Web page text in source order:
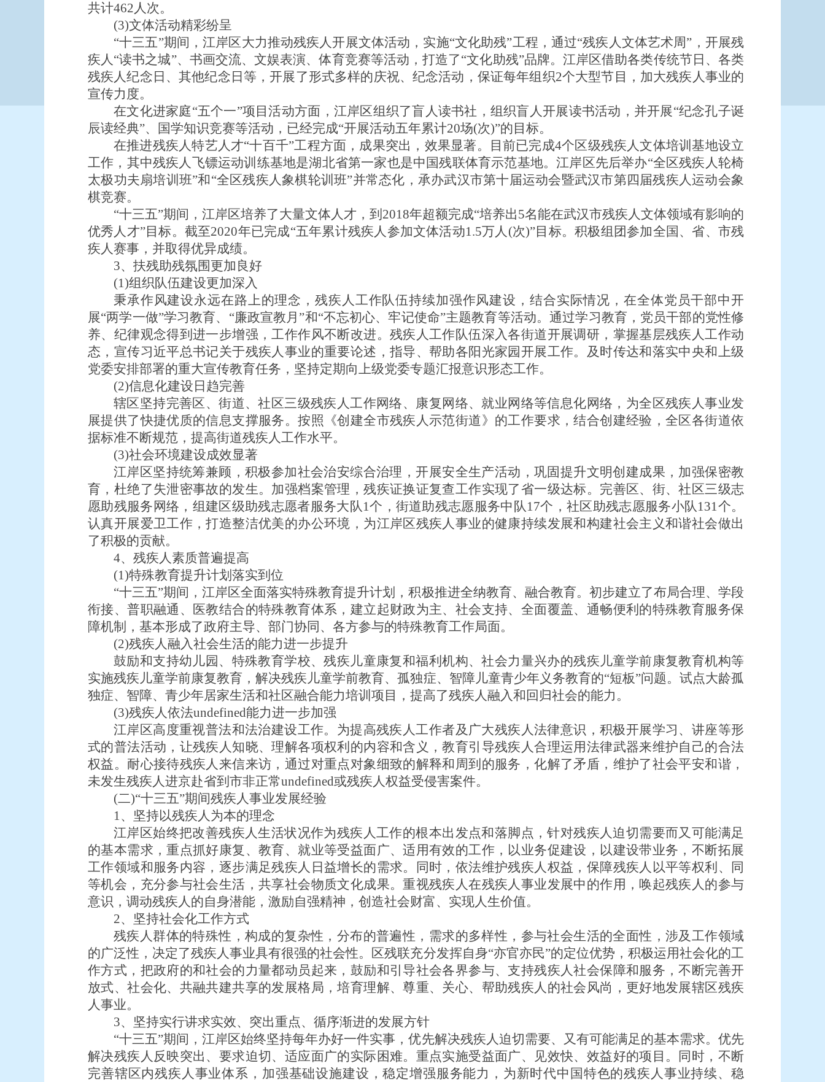
共计462人次。
(3)文体活动精彩纷呈
“十三五”期间，江岸区大力推动残疾人开展文体活动，实施“文化助残”工程，通过“残疾人文体艺术周”，开展残
疾人“读书之城”、书画交流、文娱表演、体育竞赛等活动，打造了“文化助残”品牌。江岸区借助各类传统节日、各类
残疾人纪念日、其他纪念日等，开展了形式多样的庆祝、纪念活动，保证每年组织2个大型节目，加大残疾人事业的
宣传力度。
在文化进家庭“五个一”项目活动方面，江岸区组织了盲人读书社，组织盲人开展读书活动，并开展“纪念孔子诞
辰读经典”、国学知识竞赛等活动，已经完成“开展活动五年累计20场(次)”的目标。
在推进残疾人特艺人才“十百千”工程方面，成果突出，效果显著。目前已完成4个区级残疾人文体培训基地设立
工作，其中残疾人飞镖运动训练基地是湖北省第一家也是中国残联体育示范基地。江岸区先后举办“全区残疾人轮椅
太极功夫扇培训班”和“全区残疾人象棋轮训班”并常态化，承办武汉市第十届运动会暨武汉市第四届残疾人运动会象
棋竞赛。
“十三五”期间，江岸区培养了大量文体人才，到2018年超额完成“培养出5名能在武汉市残疾人文体领域有影响的
优秀人才”目标。截至2020年已完成“五年累计残疾人参加文体活动1.5万人(次)”目标。积极组团参加全国、省、市残
疾人赛事，并取得优异成绩。
3、扶残助残氛围更加良好
(1)组织队伍建设更加深入
秉承作风建设永远在路上的理念，残疾人工作队伍持续加强作风建设，结合实际情况，在全体党员干部中开
展“两学一做”学习教育、“廉政宣教月”和“不忘初心、牢记使命”主题教育等活动。通过学习教育，党员干部的党性修
养、纪律观念得到进一步增强，工作作风不断改进。残疾人工作队伍深入各街道开展调研，掌握基层残疾人工作动
态，宣传习近平总书记关于残疾人事业的重要论述，指导、帮助各阳光家园开展工作。及时传达和落实中央和上级
党委安排部署的重大宣传教育任务，坚持定期向上级党委专题汇报意识形态工作。
(2)信息化建设日趋完善
辖区坚持完善区、街道、社区三级残疾人工作网络、康复网络、就业网络等信息化网络，为全区残疾人事业发
展提供了快捷优质的信息支撑服务。按照《创建全市残疾人示范街道》的工作要求，结合创建经验，全区各街道依
据标准不断规范，提高街道残疾人工作水平。
(3)社会环境建设成效显著
江岸区坚持统筹兼顾，积极参加社会治安综合治理，开展安全生产活动，巩固提升文明创建成果，加强保密教
育，杜绝了失泄密事故的发生。加强档案管理，残疾证换证复查工作实现了省一级达标。完善区、街、社区三级志
愿助残服务网络，组建区级助残志愿者服务大队1个，街道助残志愿服务中队17个，社区助残志愿服务小队131个。
认真开展爱卫工作，打造整洁优美的办公环境，为江岸区残疾人事业的健康持续发展和构建社会主义和谐社会做出
了积极的贡献。
4、残疾人素质普遍提高
(1)特殊教育提升计划落实到位
“十三五”期间，江岸区全面落实特殊教育提升计划，积极推进全纳教育、融合教育。初步建立了布局合理、学段
衔接、普职融通、医教结合的特殊教育体系，建立起财政为主、社会支持、全面覆盖、通畅便利的特殊教育服务保
障机制，基本形成了政府主导、部门协同、各方参与的特殊教育工作局面。
(2)残疾人融入社会生活的能力进一步提升
鼓励和支持幼儿园、特殊教育学校、残疾儿童康复和福利机构、社会力量兴办的残疾儿童学前康复教育机构等
实施残疾儿童学前康复教育，解决残疾儿童学前教育、孤独症、智障儿童青少年义务教育的“短板”问题。试点大龄孤
独症、智障、青少年居家生活和社区融合能力培训项目，提高了残疾人融入和回归社会的能力。
(3)残疾人依法undefined能力进一步加强
江岸区高度重视普法和法治建设工作。为提高残疾人工作者及广大残疾人法律意识，积极开展学习、讲座等形
式的普法活动，让残疾人知晓、理解各项权利的内容和含义，教育引导残疾人合理运用法律武器来维护自己的合法
权益。耐心接待残疾人来信来访，通过对重点对象细致的解释和周到的服务，化解了矛盾，维护了社会平安和谐，
未发生残疾人进京赴省到市非正常undefined或残疾人权益受侵害案件。
(二)“十三五”期间残疾人事业发展经验
1、坚持以残疾人为本的理念
江岸区始终把改善残疾人生活状况作为残疾人工作的根本出发点和落脚点，针对残疾人迫切需要而又可能满足
的基本需求，重点抓好康复、教育、就业等受益面广、适用有效的工作，以业务促建设，以建设带业务，不断拓展
工作领域和服务内容，逐步满足残疾人日益增长的需求。同时，依法维护残疾人权益，保障残疾人以平等权利、同
等机会，充分参与社会生活，共享社会物质文化成果。重视残疾人在残疾人事业发展中的作用，唤起残疾人的参与
意识，调动残疾人的自身潜能，激励自强精神，创造社会财富、实现人生价值。
2、坚持社会化工作方式
残疾人群体的特殊性，构成的复杂性，分布的普遍性，需求的多样性，参与社会生活的全面性，涉及工作领域
的广泛性，决定了残疾人事业具有很强的社会性。区残联充分发挥自身“亦官亦民”的定位优势，积极运用社会化的工
作方式，把政府的和社会的力量都动员起来，鼓励和引导社会各界参与、支持残疾人社会保障和服务，不断完善开
放式、社会化、共融共建共享的发展格局，培育理解、尊重、关心、帮助残疾人的社会风尚，更好地发展辖区残疾
人事业。
3、坚持实行讲求实效、突出重点、循序渐进的发展方针
“十三五”期间，江岸区始终坚持每年办好一件实事，优先解决残疾人迫切需要、又有可能满足的基本需求。优先
解决残疾人反映突出、要求迫切、适应面广的实际困难。重点实施受益面广、见效快、效益好的项目。同时，不断
完善辖区内残疾人事业体系，加强基础设施建设，稳定增强服务能力，为新时代中国特色的残疾人事业持续、稳